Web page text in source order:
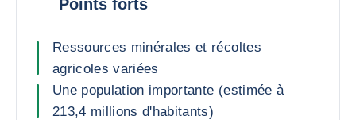
Points forts
Ressources minérales et récoltes
agricoles variées
Une population importante (estimée à
213,4 millions d'habitants)